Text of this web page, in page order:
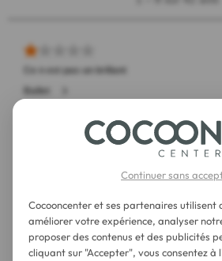
Continuer sans
Cocooncenter et ses partenaires utilisent
améliorer votre expérience, analyser
proposer des contenus et des publicités
cliquant sur "Accepter", vous consentez à